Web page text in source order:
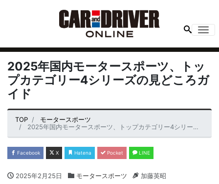
2025年国内モータースポーツ、トッ
プカテゴリー4シリーズの見どころガ
イド
TOP
モータースポーツ
2025年国内モータースポーツ、トップカテゴリー4シリーズの見どころガイド
Facebook X Hatena Pocket LINE
2025年2月25日 モータースポーツ 加藤英昭